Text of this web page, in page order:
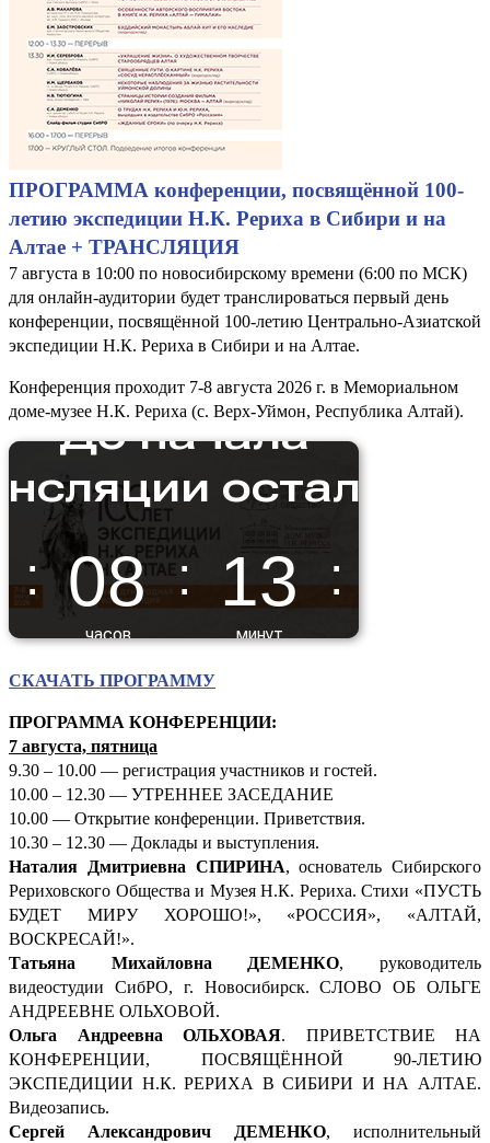
ПРОГРАММА конференции, посвящённой 100-
летию экспедиции Н.К. Рериха в Сибири и на
Алтае + ТРАНСЛЯЦИЯ
7 августа в 10:00 по новосибирскому времени (6:00 по МСК)
для онлайн-аудитории будет транслироваться первый день
конференции, посвящённой 100-летию Центрально-Азиатской
экспедиции Н.К. Рериха в Сибири и на Алтае.
Конференция проходит 7-8 августа 2026 г. в Мемориальном
доме-музее Н.К. Рериха (с. Верх-Уймон, Республика Алтай).
СКАЧАТЬ ПРОГРАММУ
ПРОГРАММА КОНФЕРЕНЦИИ:
7 августа, пятница
9.30 – 10.00 — регистрация участников и гостей.
10.00 – 12.30 — УТРЕННЕЕ ЗАСЕДАНИЕ
10.00 — Открытие конференции. Приветствия.
10.30 – 12.30 — Доклады и выступления.
Наталия Дмитриевна СПИРИНА, основатель Сибирского
Рериховского Общества и Музея Н.К. Рериха. Стихи «ПУСТЬ
БУДЕТ МИРУ ХОРОШО!», «РОССИЯ», «АЛТАЙ,
ВОСКРЕСАЙ!».
Татьяна Михайловна ДЕМЕНКО, руководитель
видеостудии СибРО, г. Новосибирск. СЛОВО ОБ ОЛЬГЕ
АНДРЕЕВНЕ ОЛЬХОВОЙ.
Ольга Андреевна ОЛЬХОВАЯ. ПРИВЕТСТВИЕ НА
КОНФЕРЕНЦИИ, ПОСВЯЩЁННОЙ 90-ЛЕТИЮ
ЭКСПЕДИЦИИ Н.К. РЕРИХА В СИБИРИ И НА АЛТАЕ.
Видеозапись.
Сергей Александрович ДЕМЕНКО, исполнительный